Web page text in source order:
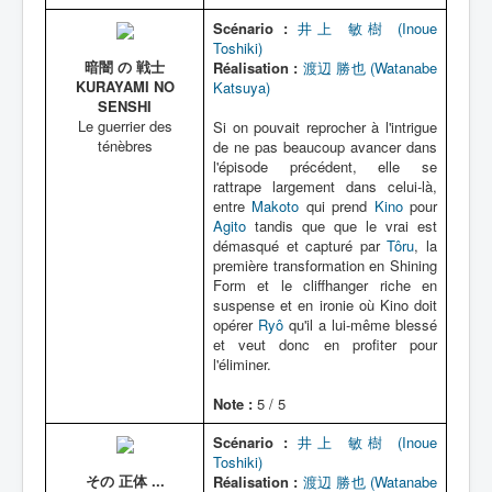
暗闇 の 戦士
KURAYAMI NO
SENSHI
Le guerrier des
ténèbres
Scénario : 井上 敏樹 (Inoue
Toshiki)
Réalisation : 渡辺 勝也 (Watanabe
Katsuya)
Si on pouvait reprocher à l'intrigue
de ne pas beaucoup avancer dans
l'épisode précédent, elle se
rattrape largement dans celui-là,
entre Makoto qui prend Kinopour
Agito tandis que que le vrai est
démasqué et capturé parTôru, la
première transformation en Shining
Form et le cliffhanger riche en
suspense et en ironie où Kino doit
opérer Ryô qu'il a lui-même blessé
et veut donc en profiter pour
l'éliminer.
Note : 5 / 5
その 正体 ...
Scénario : 井上 敏樹 (Inoue
Toshiki)
Réalisation : 渡辺 勝也 (Watanabe